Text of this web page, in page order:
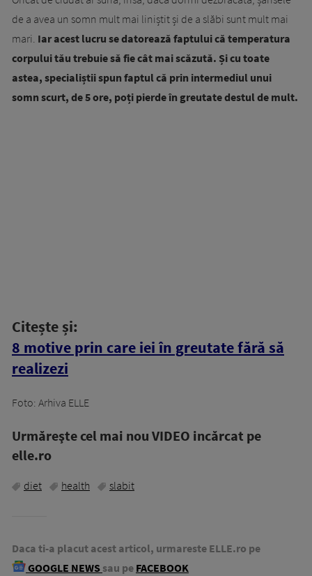
de a avea un somn mult mai liniștit și de a slăbi sunt mult mai
mari. Iar acest lucru se datorează faptului că temperatura
corpului tău trebuie să fie cât mai scăzută. Și cu toate
astea, specialiștii spun faptul că prin intermediul unui
somn scurt, de 5 ore, poți pierde în greutate destul de mult.
Citește și:
8 motive prin care iei în greutate fără să
realizezi
Foto: Arhiva ELLE
Urmăreşte cel mai nou VIDEO incărcat pe
elle.ro
diet health slabit
Daca ti-a placut acest articol, urmareste ELLE.ro pe
GOOGLE NEWS sau pe FACEBOOK